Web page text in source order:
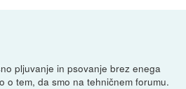
pljuvanje in psovanje brez enega
o tem, da smo na tehničnem forumu.